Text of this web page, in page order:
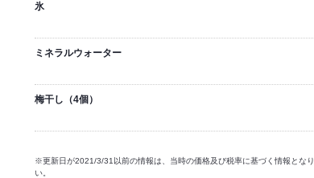
氷
ミネラルウォーター
梅干し（4個）
※更新日が2021/3/31以前の情報は、当時の価格及び税率に基づく情報とな
い。